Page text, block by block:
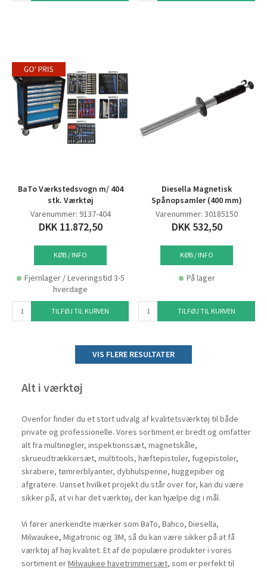
BaTo Værkstedsvogn m/ 404
stk. Værktøj
Varenummer: 9137-404
DKK 11.872,50
KØB / INFO
Fjernlager / Leveringstid 3-5
hverdage
TILFØJ TIL KURVEN
Diesella Magnetisk
Spånopsamler (400 mm)
Varenummer: 30185150
DKK 532,50
KØB / INFO
På lager
TILFØJ TIL KURVEN
VIS FLERE RESULTATER
Alt i værktøj
Ovenfor finder du et stort udvalg af kvalitetsværktøj til både
private og professionelle. Vores sortiment er bredt og omfatter
alt fra multinøgler, inspektionssæt, magnetskåle,
skrueudtrækkersæt, multitools, hæftepistoler, fugepistoler,
skrabere, tømrerblyanter, dybhulspenne, huggepiber og
afgratere. Uanset hvilket projekt du står over for, kan du være
sikker på, at vi har det værktøj, der kan hjælpe dig i mål.
Vi fører anerkendte mærker som BaTo, Bahco, Diesella,
Milwaukee, Migatronic og 3M, så du kan være sikker på at få
værktøj af høj kvalitet. Et af de populære produkter i vores
sortiment erMilwaukee havetrimmersæt, som er perfekt til